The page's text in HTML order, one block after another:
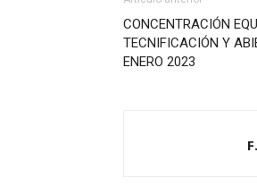
CONCENTRACIÓN
TECNIFICACIÓN Y
ENERO 2023